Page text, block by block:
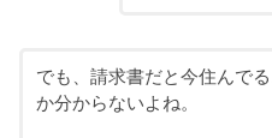
でも、請求書だと今住んで
か分からないよね。